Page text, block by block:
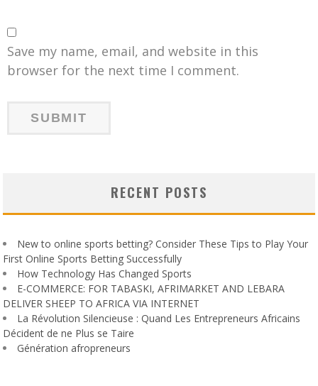
Save my name, email, and website in this
browser for the next time I comment.
RECENT POSTS
New to online sports betting? Consider These Tips to Play Your
First Online Sports Betting Successfully
How Technology Has Changed Sports
E-COMMERCE: FOR TABASKI, AFRIMARKET AND LEBARA
DELIVER SHEEP TO AFRICA VIA INTERNET
La Révolution Silencieuse : Quand Les Entrepreneurs Africains
Décident de ne Plus se Taire
Génération afropreneurs